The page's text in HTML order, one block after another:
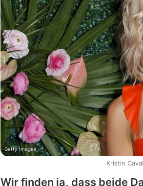
Wir finden ja, dass beide
Getty Images
Kristin